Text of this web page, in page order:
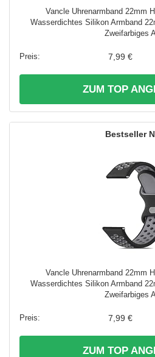
Vancle Uhrenarmband 22mm
Wasserdichtes Silikon Armband
Zweifarbiges
7,99 €
ZUM TOP
Vancle Uhrenarmband 22mm
Wasserdichtes Silikon Armband
Zweifarbiges
7,99 €
ZUM TOP